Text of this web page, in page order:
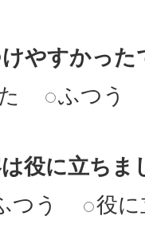
やすかった
ふつう
役に立ちま
つう 役